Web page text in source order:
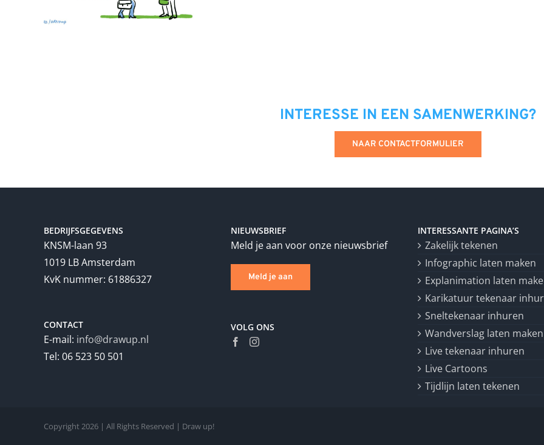
INTERESSE IN EEN SAMENWERKING?
NAAR CONTACTFORMULIER
BEDRIJFSGEGEVENS
KNSM-laan 93
1019 LB Amsterdam
KvK nummer: 61886327
CONTACT
E-mail: info@drawup.nl
Tel: 06 523 50 501
NIEUWSBRIEF
Meld je aan voor onze nieuwsbrief
Meld je aan
VOLG ONS
INTERESSANTE PAGINA’S
Zakelijk tekenen
Infographic laten maken
Explanimation laten
Karikatuur tekenaar
Sneltekenaar inhuren
Wandverslag laten maken
Live tekenaar inhuren
Live Cartoons
Tijdlijn laten tekenen
Copyright 2026 | All Rights Reserved | Draw up!